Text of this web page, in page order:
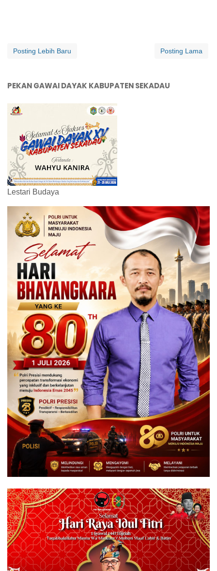
Posting Lebih Baru Posting Lama
PEKAN GAWAI DAYAK KABUPATEN SEKADAU
Lestari Budaya